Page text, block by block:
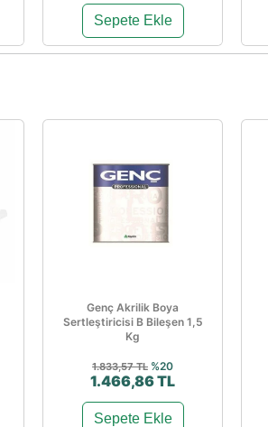
Sepete Ekle
Genç Akrilik Boya
Sertleştiricisi B Bileşen 1,5
Kg
1.833,57 TL %20
1.466,86 TL
Sepete Ekle